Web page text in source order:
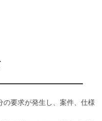
の要求が発生し、案件、仕様